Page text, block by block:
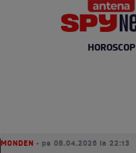
HOROSCOP
MONDEN • pe 08.04.2026 la 22:13